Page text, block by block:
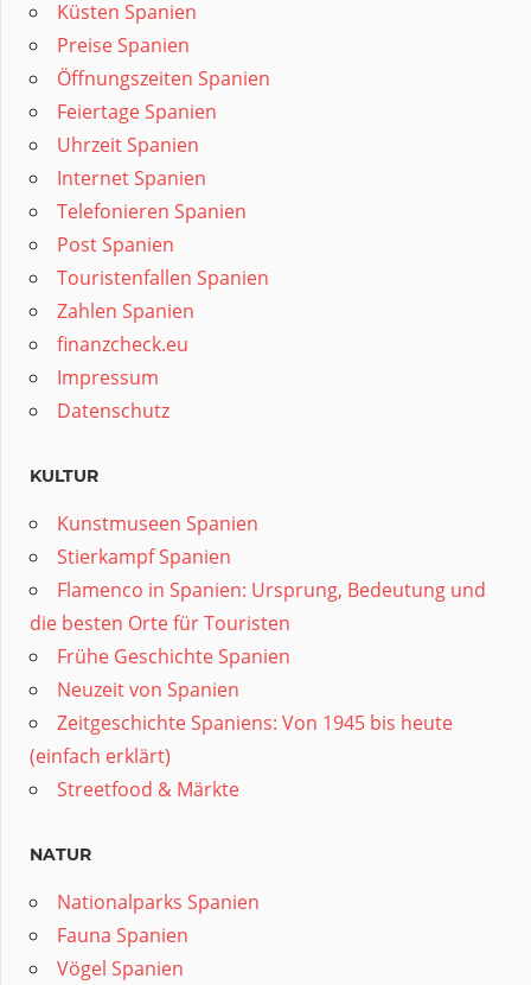
Küsten Spanien
Preise Spanien
Öffnungszeiten Spanien
Feiertage Spanien
Uhrzeit Spanien
Internet Spanien
Telefonieren Spanien
Post Spanien
Touristenfallen Spanien
Zahlen Spanien
finanzcheck.eu
Impressum
Datenschutz
KULTUR
Kunstmuseen Spanien
Stierkampf Spanien
Flamenco in Spanien: Ursprung, Bedeutung und
die besten Orte für Touristen
Frühe Geschichte Spanien
Neuzeit von Spanien
Zeitgeschichte Spaniens: Von 1945 bis heute
(einfach erklärt)
Streetfood & Märkte
NATUR
Nationalparks Spanien
Fauna Spanien
Vögel Spanien